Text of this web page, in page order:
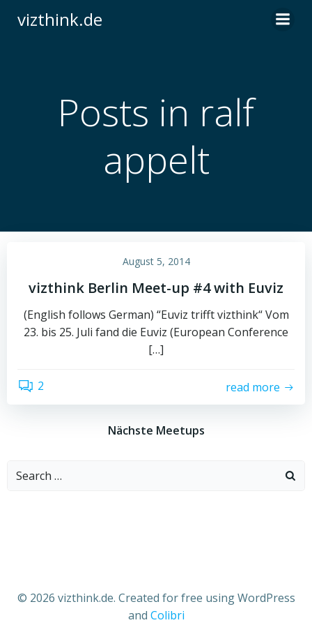
vizthink.de
Posts in ralf
appelt
August 5, 2014
vizthink Berlin Meet-up #4 with Euviz
(English follows German) “Euviz trifft vizthink“ Vom
23. bis 25. Juli fand die Euviz (European Conference
[…]
2 read more
Nächste Meetups
Search
© 2026 vizthink.de. Created for free using WordPress
and Colibri